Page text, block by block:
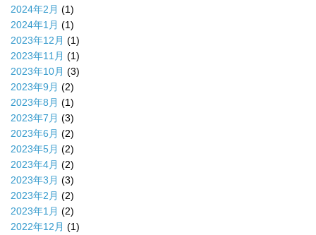
2024年2月 (1)
2024年1月 (1)
2023年12月 (1)
2023年11月 (1)
2023年10月 (3)
2023年9月 (2)
2023年8月 (1)
2023年7月 (3)
2023年6月 (2)
2023年5月 (2)
2023年4月 (2)
2023年3月 (3)
2023年2月 (2)
2023年1月 (2)
2022年12月 (1)